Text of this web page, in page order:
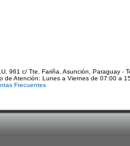
961 c/ Tte. Fariña. Asunción, Paraguay -
de Atención: Lunes a Viernes de 07:00 a
Frecuentes